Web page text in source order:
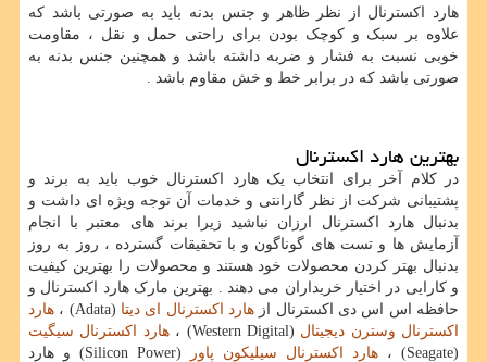
هارد اکسترنال از نظر ظاهر و جنس بدنه باید به صورتی باشد که
علاوه بر سبک و کوچک بودن برای راحتی حمل و نقل ، مقاومت
خوبی نسبت به فشار و ضربه داشته باشد و همچنین جنس بدنه به
صورتی باشد که در برابر خط و خش مقاوم باشد .
بهترین هارد اکسترنال
در کلام آخر برای انتخاب یک هارد اکسترنال خوب باید به برند و
پشتیبانی شرکت از نظر گارانتی و خدمات آن توجه ویژه ای داشت و
بدنبال هارد اکسترنال ارزان نباشید زیرا برند های معتبر با انجام
آزمایش ها و تست های گوناگون و با تحقیقات گسترده ، روز به روز
بدنبال بهتر کردن محصولات خود هستند و محصولات را بهترین کیفیت
و کارایی در اختیار خریداران می دهند . بهترین مارک هارد اکسترنال و
حافظه اس اس دی اکسترنال از هارد اکسترنال ای دیتا (Adata) ،
هارد
اکسترنال وسترن دیجیتال (Western Digital) ،
هارد اکسترنال سیگیت
(Seagate) ،
هارد اکسترنال سیلیکون پاور
(Silicon Power) و هارد